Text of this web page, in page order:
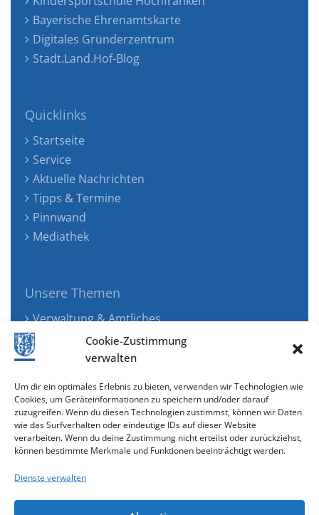
Cookie-Zustimmung
verwalten
Um dir ein optimales Erlebnis zu bieten, verwenden wir Technologien wie
Cookies, um Geräteinformationen zu speichern und/oder darauf
zuzugreifen. Wenn du diesen Technologien zustimmst, können wir Daten
wie das Surfverhalten oder eindeutige IDs auf dieser Website
verarbeiten. Wenn du deine Zustimmung nicht erteilst oder zurückziehst,
können bestimmte Merkmale und Funktionen beeinträchtigt werden.
Dienste verwalten
Bayerische Ehrenamtskarte
Digitales Gründerzentrum
Stadt.Land.Hof-Blog
Quicklinks
Startseite
Service
Aktuelle Nachrichten
Tipps & Termine
Pinnwand
Mediathek
Unsere Themen
Verwaltung & Amtliches
Jugend, Familie & Gesundheit
Tourismus, Freizeit & Ökologie
Wirtschaft & Verkehr
Senioren & Inklusion